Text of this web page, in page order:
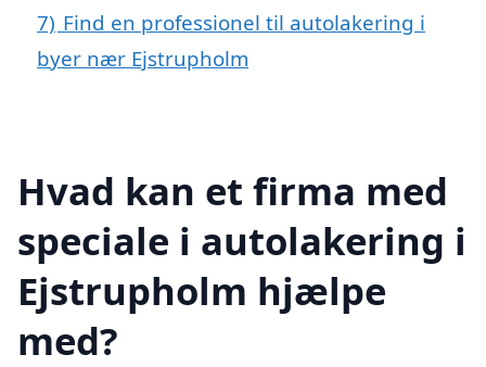
7) Find en professionel til autolakering i
byer nær Ejstrupholm
Hvad kan et firma med
speciale i autolakering i
Ejstrupholm hjælpe
med?